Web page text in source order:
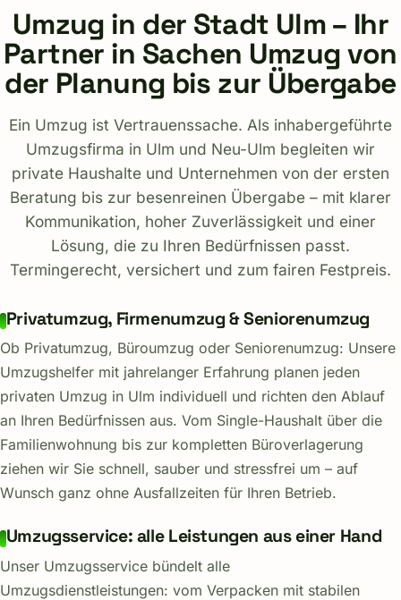
Umzug in der Stadt Ulm – Ihr
Partner in Sachen Umzug von
der Planung bis zur Übergabe
Ein Umzug ist Vertrauenssache. Als inhabergeführte
Umzugsfirma in Ulm und Neu-Ulm begleiten wir
private Haushalte und Unternehmen von der ersten
Beratung bis zur besenreinen Übergabe – mit klarer
Kommunikation, hoher Zuverlässigkeit und einer
Lösung, die zu Ihren Bedürfnissen passt.
Termingerecht, versichert und zum fairen Festpreis.
Privatumzug, Firmenumzug & Seniorenumzug
Ob Privatumzug, Büroumzug oder Seniorenumzug: Unsere
Umzugshelfer mit jahrelanger Erfahrung planen jeden
privaten Umzug in Ulm individuell und richten den Ablauf
an Ihren Bedürfnissen aus. Vom Single-Haushalt über die
Familienwohnung bis zur kompletten Büroverlagerung
ziehen wir Sie schnell, sauber und stressfrei um – auf
Wunsch ganz ohne Ausfallzeiten für Ihren Betrieb.
Umzugsservice: alle Leistungen aus einer Hand
Unser Umzugsservice bündelt alle
Umzugsdienstleistungen: vom Verpacken mit stabilen